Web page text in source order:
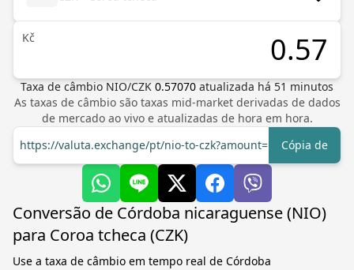
Kč
Taxa de câmbio NIO/CZK 0.57070 atualizada há 51 minutos
As taxas de câmbio são taxas mid-market derivadas de dados
de mercado ao vivo e atualizadas de hora em hora.
https://valuta.exchange/pt/nio-to-czk?amount=1
Cópia de
Conversão de Córdoba nicaraguense (NIO)
para Coroa tcheca (CZK)
Use a taxa de câmbio em tempo real de Córdoba